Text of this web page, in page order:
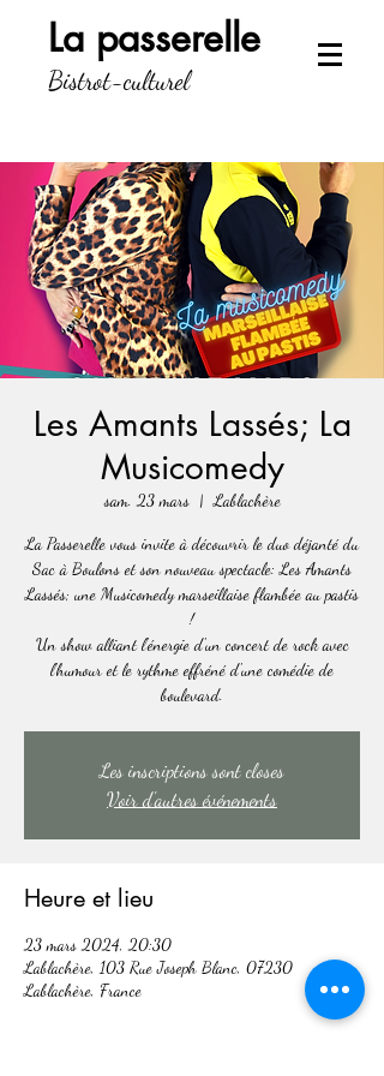
La passerelle
Bistrot-culturel
Les Amants Lassés; La
Musicomedy
sam. 23 mars
  |
Lablachère
La Passerelle vous invite à découvrir le duo déjanté du
Sac à Boulons et son nouveau spectacle: Les Amants
Lassés; une Musicomedy marseillaise flambée au pastis
!
Un show alliant l'énergie d'un concert de rock avec
l'humour et le rythme effréné d'une comédie de
boulevard.
Les inscriptions sont closes
Voir d'autres événements
Heure et lieu
23 mars 2024, 20:30
Lablachère, 103 Rue Joseph Blanc, 07230
Lablachère, France